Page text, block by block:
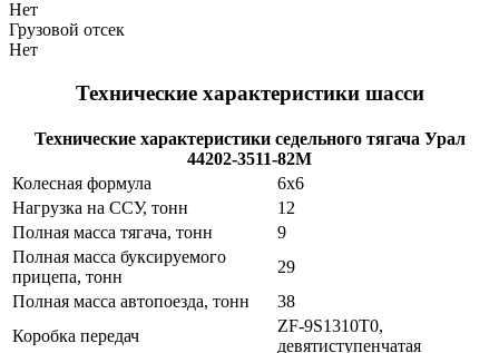
Нет
Грузовой отсек
Нет
Технические характеристики шасси
Технические характеристики седельного тягача Урал
44202-3511-82М
Колесная формула
6х6
Нагрузка на ССУ, тонн
12
Полная масса тягача, тонн
9
Полная масса буксируемого
прицепа, тонн
29
Полная масса автопоезда, тонн
38
Коробка передач
ZF-9S1310T0,
девятиступенчатая